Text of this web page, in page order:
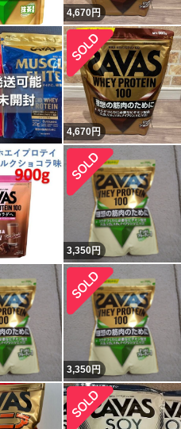
4,670円
4,670円
3,350円
3,350円